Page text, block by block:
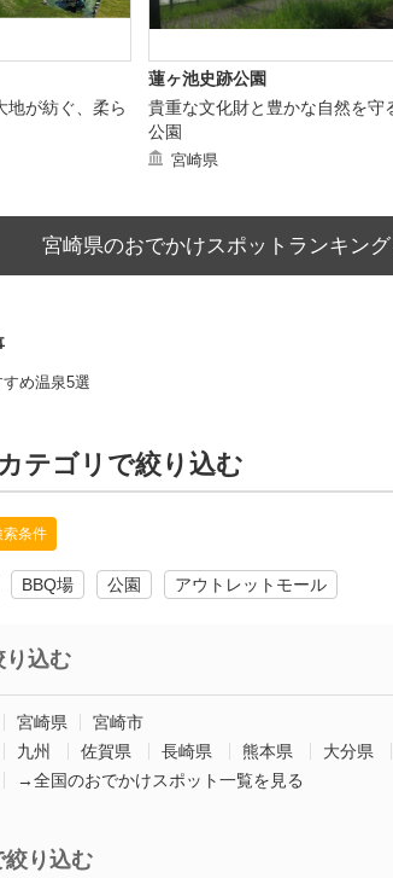
地が紡ぐ、柔ら
蓮ヶ池史跡公園
貴重な文化財と豊かな自然を守
公園
宮崎県
宮崎県のおでかけスポットランキン
め温泉5選
テゴリで絞り込む
索条件
BBQ場 公園 アウトレットモール
り込む
宮崎県
宮崎市
九州
佐賀県 長崎県 熊本県 大分県
→全国のおでかけスポット一覧を見る
絞り込む